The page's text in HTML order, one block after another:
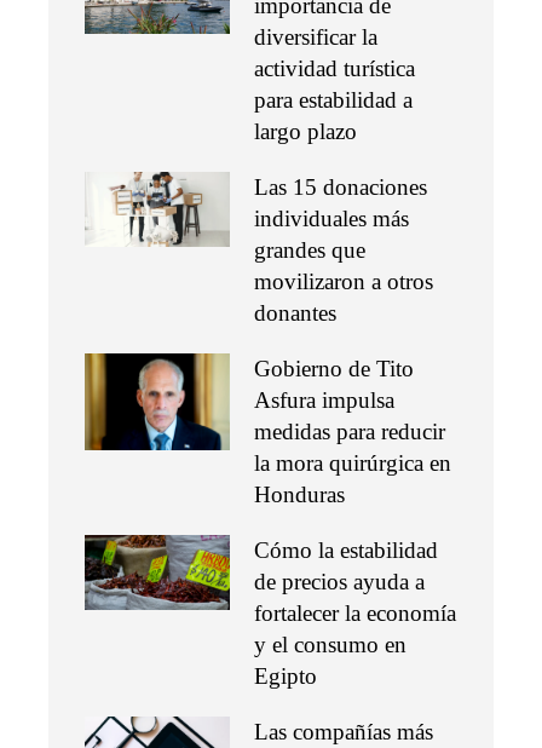
diversificar la
actividad turística
para estabilidad a
largo plazo
Las 15 donaciones
individuales más
grandes que
movilizaron a otros
donantes
Gobierno de Tito
Asfura impulsa
medidas para reducir
la mora quirúrgica en
Honduras
Cómo la estabilidad
de precios ayuda a
fortalecer la economía
y el consumo en
Egipto
Las compañías más